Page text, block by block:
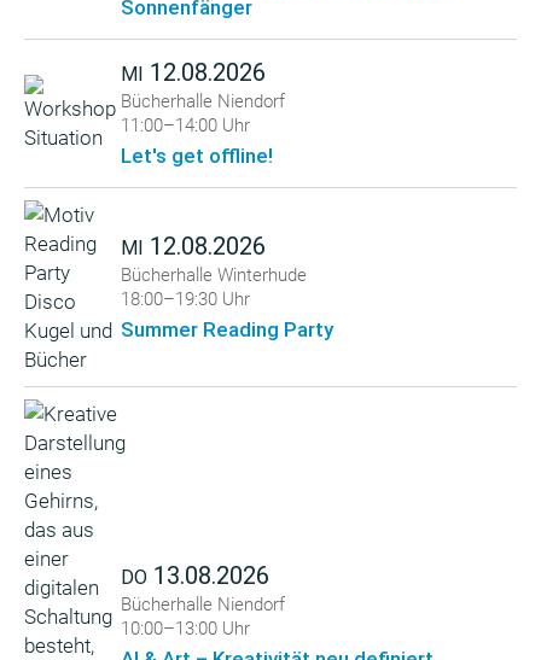
Sonnenfänger
MI 12.08.2026
Bücherhalle Niendorf
11:00–14:00 Uhr
Let's get offline!
MI 12.08.2026
Bücherhalle Winterhude
18:00–19:30 Uhr
Summer Reading Party
DO 13.08.2026
Bücherhalle Niendorf
10:00–13:00 Uhr